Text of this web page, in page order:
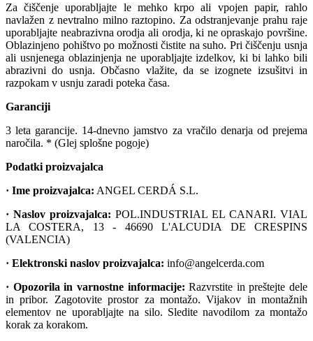
Za čiščenje uporabljajte le mehko krpo ali vpojen papir, rahlo
navlažen z nevtralno milno raztopino. Za odstranjevanje prahu raje
uporabljajte neabrazivna orodja ali orodja, ki ne opraskajo površine.
Oblazinjeno pohištvo po možnosti čistite na suho. Pri čiščenju usnja
ali usnjenega oblazinjenja ne uporabljajte izdelkov, ki bi lahko bili
abrazivni do usnja. Občasno vlažite, da se izognete izsušitvi in
razpokam v usnju zaradi poteka časa.
Garanciji
3 leta garancije. 14-dnevno jamstvo za vračilo denarja od prejema
naročila. * (Glej splošne pogoje)
Podatki proizvajalca
· Ime proizvajalca: ANGEL CERDÁ S.L.
· Naslov proizvajalca: POL.INDUSTRIAL EL CANARI. VIAL
LA COSTERA, 13 - 46690 L'ALCUDIA DE CRESPINS
(VALENCIA)
· Elektronski naslov proizvajalca: info@angelcerda.com
· Opozorila in varnostne informacije: Razvrstite in preštejte dele
in pribor. Zagotovite prostor za montažo. Vijakov in montažnih
elementov ne uporabljajte na silo. Sledite navodilom za montažo
korak za korakom.